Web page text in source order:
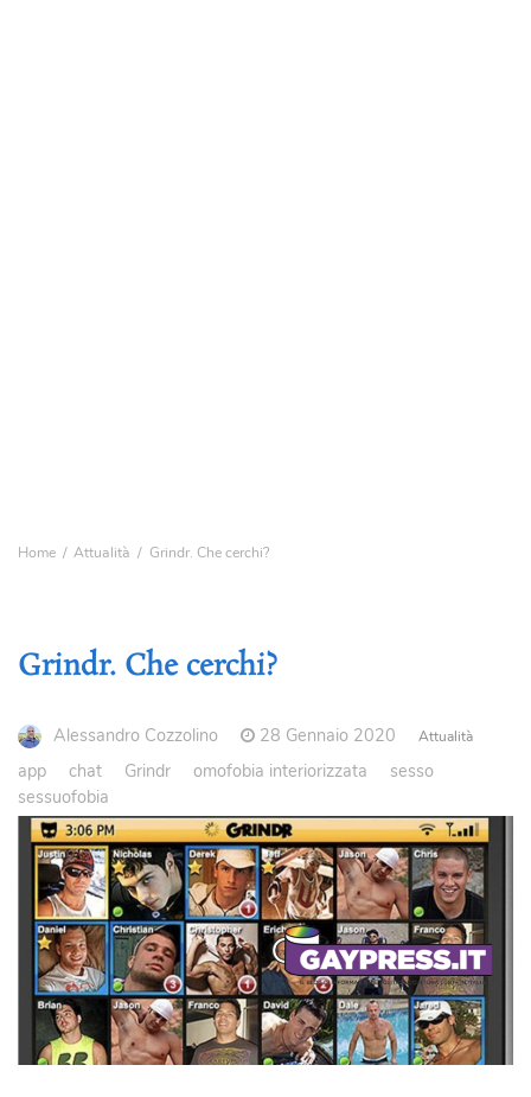
Home Attualità Grindr. Che cerchi?
Grindr. Che cerchi?
Alessandro Cozzolino 28 Gennaio 2020 Attualità
app chat Grindr omofobia interiorizzata
sesso
sessuofobia